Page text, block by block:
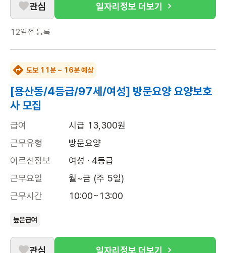
관심 일자리정보 더보기
12일전 등록
도보 11분 ~ 16분 예상
[용산동/4등급/97세/여성] 방문요양 요양보호
사 모집
급여
시급 13,300원
근무유형
방문요양
어르신정보
여성 · 4등급
근무요일
월~금 (주 5일)
근무시간
10:00~13:00
높은급여
관심 일자리정보 더보기